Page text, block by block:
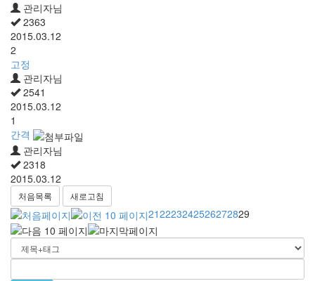
관리자님
2363
2015.03.12
2
고정
관리자님
2541
2015.03.12
1
간격
관리자님
2318
2015.03.12
처음목록 새로고침
212223242526272829